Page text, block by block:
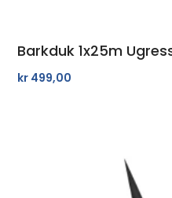
Barkduk 1x25m
kr 499,00